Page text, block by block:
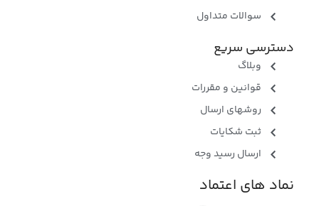
سوالات متداول
دسترسی سریع
وبلاگ
قوانین و مقررات
روشهای ارسال
ثبت شکایات
ارسال رسید وجه
نماد های اعتماد